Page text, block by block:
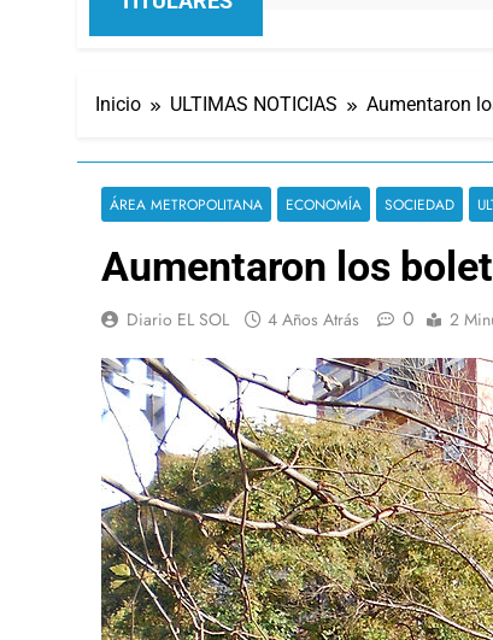
Inicio ULTIMAS NOTICIAS Aumentaron
ÁREA METROPOLITANA ECONOMÍA SOCIEDAD
Aumentaron los
Diario EL SOL 4 Años Atrás 0 2